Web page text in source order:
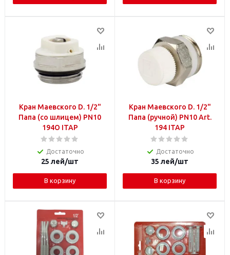
Кран Маевского D. 1/2"
Папа (со шлицем) PN10
194O ITAP
Достаточно
25 лей/шт
В корзину
Кран Маевского D. 1/2"
Папа (ручной) PN10 Art.
194 ITAP
Достаточно
35 лей/шт
В корзину